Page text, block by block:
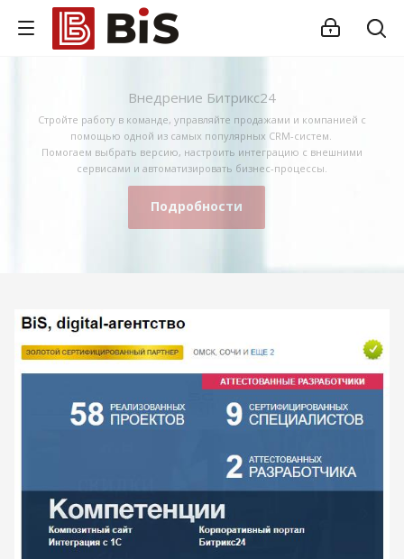
Внедрение Битрикс24
Стройте работу в команде, управляйте продажами и компанией с
помощью одной из самых популярных CRM-систем.
Помогаем выбрать версию, настроить интеграцию с внешними
сервисами и автоматизировать бизнес-процессы.
Подробности